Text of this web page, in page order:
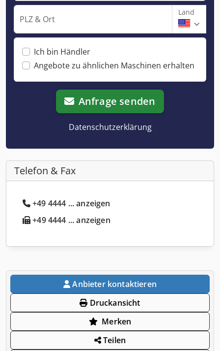
PLZ & Ort
Land
Ich bin Händler
Angebote zu ähnlichen Maschinen erhalten
Anfrage senden
Datenschutzerklärung
Telefon & Fax
+49 4444 ... anzeigen
+49 4444 ... anzeigen
Anbieter kontaktieren
Druckansicht
Merken
Teilen